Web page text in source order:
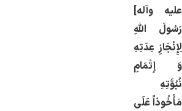
علیه وآله]
رَسُولَ اللَّهِ
لِإِنْجَازِ عِدَتِهِ
وَ إِتْمَامِ
نُبُوَّتِهِ
مَأْخُوذاً عَلَى